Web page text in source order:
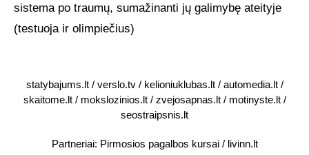
sistema po traumų, sumažinanti jų galimybę ateityje
(testuoja ir olimpiečius)
statybajums.lt/ verslo.tv/ kelioniuklubas.lt/ automedia.lt/
skaitome.lt/ mokslozinios.lt/ zvejosapnas.lt/ motinyste.lt/
seostraipsnis.lt
Partneriai: Pirmosios pagalbos kursai/ livinn.lt